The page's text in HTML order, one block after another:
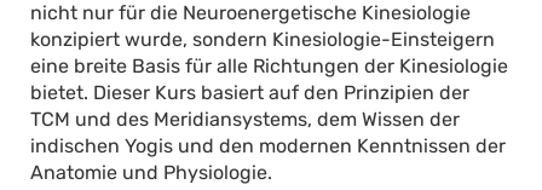
nicht nur für die Neuroenergetische Kinesiologie
konzipiert wurde, sondern Kinesiologie-Einsteigern
eine breite Basis für alle Richtungen der Kinesiologie
bietet. Dieser Kurs basiert auf den Prinzipien der
TCM und des Meridiansystems, dem Wissen der
indischen Yogis und den modernen Kenntnissen der
Anatomie und Physiologie.